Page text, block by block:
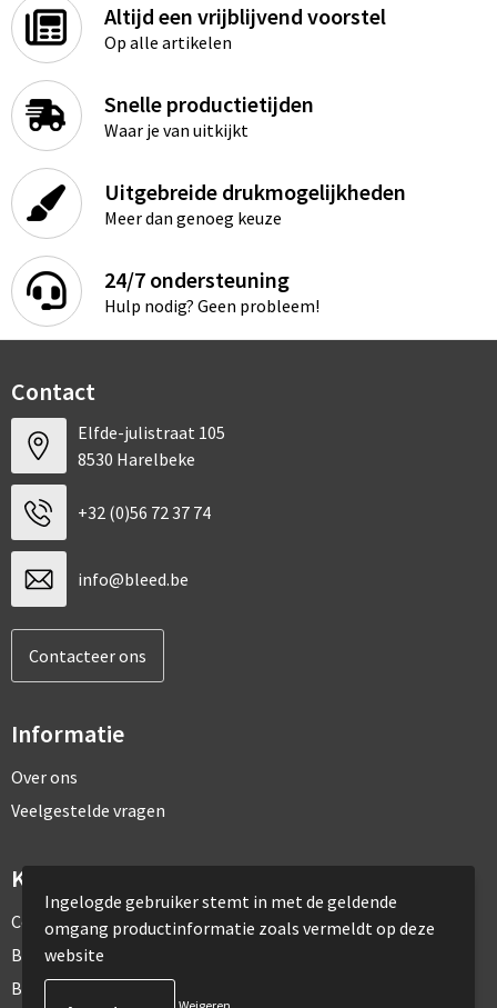
Altijd een vrijblijvend voorstel
Op alle artikelen
Snelle productietijden
Waar je van uitkijkt
Uitgebreide drukmogelijkheden
Meer dan genoeg keuze
24/7 ondersteuning
Hulp nodig? Geen probleem!
Contact
Elfde-julistraat 105
8530 Harelbeke
+32 (0)56 72 37 74
info@bleed.be
Contacteer ons
Informatie
Over ons
Veelgestelde vragen
Klantenservice
Contact
Bestelling & Bezorging
Betaalmethoden
Ingelogde gebruiker stemt in met de geldende
omgang productinformatie zoals vermeldt op deze
website